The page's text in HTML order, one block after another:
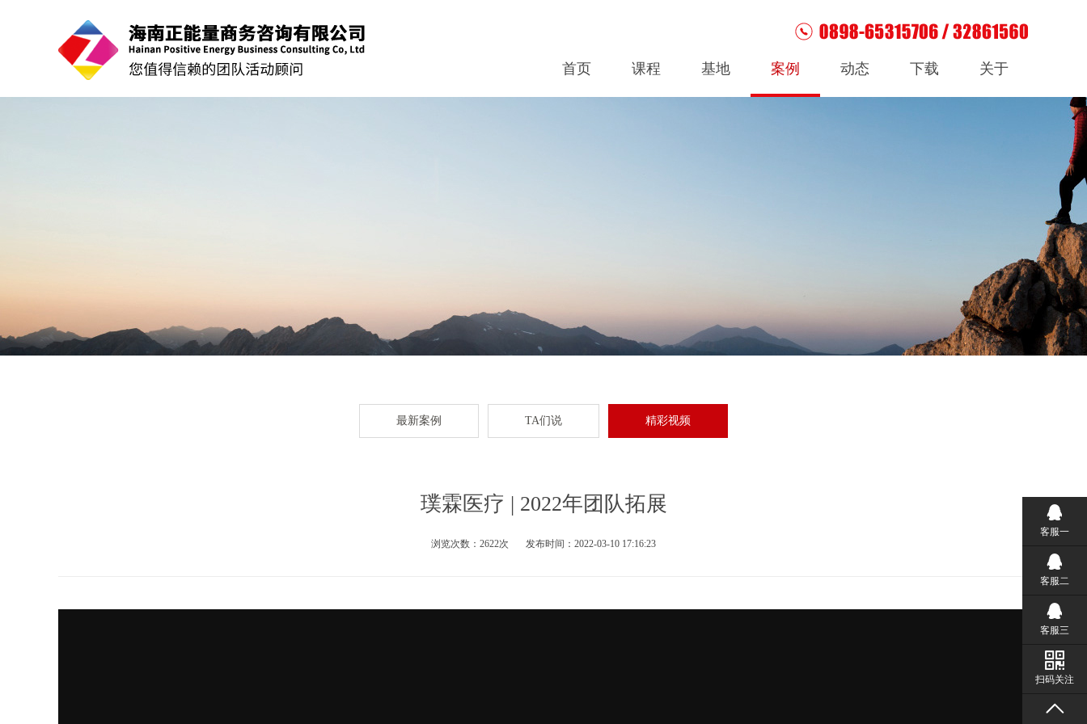
首页 课程 基地 案例 动态 下载 关于
最新案例 TA们说 精彩视频
璞霖医疗 | 2022年团队拓展
浏览次数：2622次 发布时间：2022-03-10 17:16:23
客服一
客服二
客服三
扫码关注